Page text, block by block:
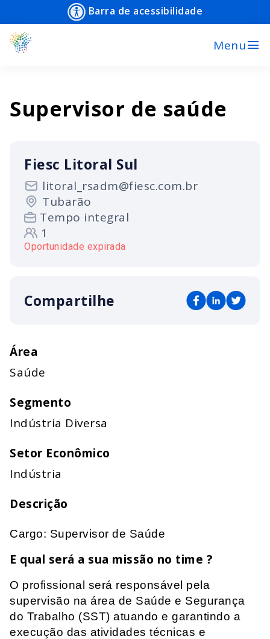
Barra de acessibilidade
Menumenu
Área
Saúde
Segmento
Indústria Diversa
Setor Econômico
Indústria
Descrição
Cargo: Supervisor de Saúde
E qual será a sua missão no time ?
O profissional será responsável pela
supervisão na área de Saúde e Segurança
do Trabalho (SST) atuando e garantindo a
execução das atividades técnicas e
Fiesc Litoral Sul
litoral_rsadm@fiesc.com.br
Tubarão
Tempo integral
1
Oportunidade expirada
Compartilhe
Supervisor de saúde